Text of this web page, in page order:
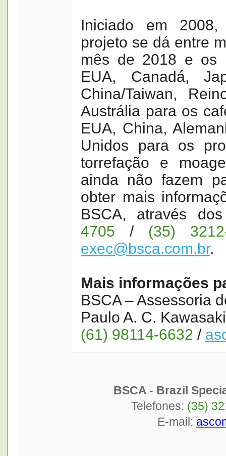
Iniciado em
projeto se dá entre
mês de 2018 e os
EUA, Canadá,
China/Taiwan,
Austrália para os
EUA, China,
Unidos para os
torrefação e
ainda não fazem
obter mais
BSCA, através
4705 / (35)
exec@bsca.com.br.
Mais informações
BSCA – Assessoria
Paulo A. C. Kawasaki
(61) 98114-6632 /
BSCA - Brazil
Telefones: (35)
E-mail: